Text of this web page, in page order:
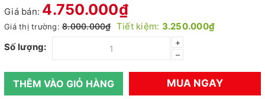
Giá bán: 4.750.000₫
Giá thị trường: 8.000.000₫ Tiết kiệm: 3.250.000₫
Số lượng:
+
–
THÊM VÀO GIỎ HÀNG MUA NGAY